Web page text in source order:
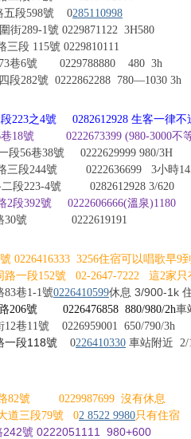
五段598號 0285110998
街289-1號 0229871122 3H580
三段 115號 0229810111
6號 0229788880 480 3h
號 0222862288 780—1030 3h
之4號 0282612928 生客一律不
號 0222673399 (980-3000不
段56巷38號 0222629999 980/3H
三段244號 0222636699 3小時
段223-4號 0282612928 3/620
392號 0222606666(溫泉)1180
30號 0222619191
0226416333 3256住宿可以唱歌早9
路一段152號 02-2647-7222 這2家只
83巷1-1號0226410599休息 3/900-1k
號 0226476858 880/980/2h車
12巷11號 0226959001 650/790/3h
一段118號 0226410330 車站附近 2/
82號 0229987699 沒有休息
道三段79號 02 8522 9980只有住宿
242號 0222051111
980+600